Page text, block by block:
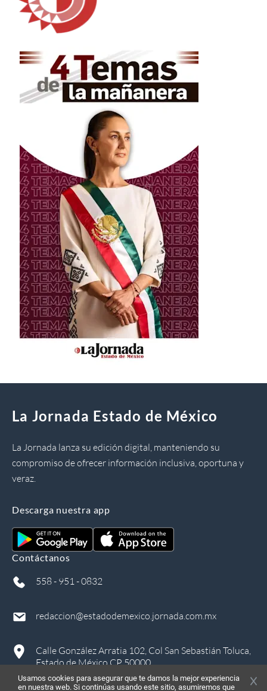
La Jornada Estado de México
La Jornada lanza su edición digital, manteniendo su
compromiso de ofrecer información inclusiva, oportuna y
veraz.
Descarga nuestra app
Contáctanos
558 - 951 - 0832
redaccion@estadodemexico.jornada.com.mx
Calle González Arratia 102, Col San Sebastián Toluca,
Estado de México CP 50000
Usamos cookies para asegurar que te damos la mejor experiencia
en nuestra web. Si continúas usando este sitio, asumiremos que